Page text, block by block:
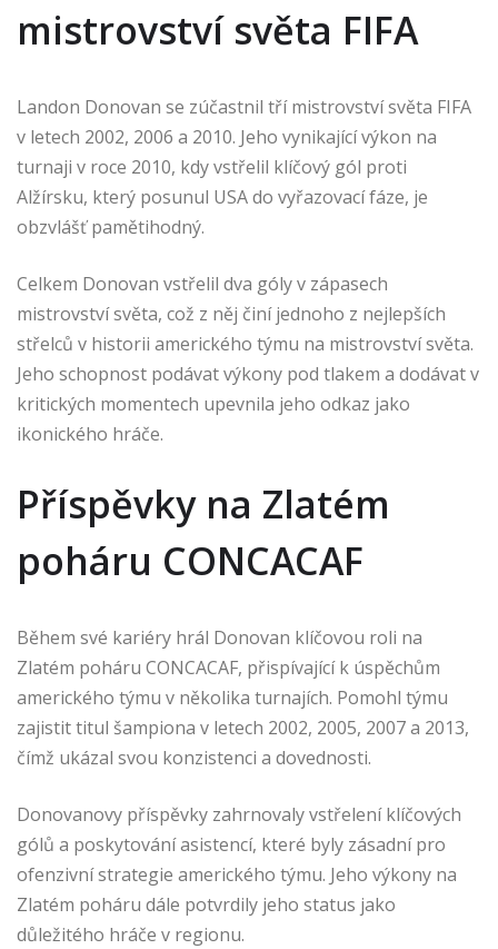
mistrovství světa FIFA
Landon Donovan se zúčastnil tří mistrovství světa FIFA
v letech 2002, 2006 a 2010. Jeho vynikající výkon na
turnaji v roce 2010, kdy vstřelil klíčový gól proti
Alžírsku, který posunul USA do vyřazovací fáze, je
obzvlášť pamětihodný.
Celkem Donovan vstřelil dva góly v zápasech
mistrovství světa, což z něj činí jednoho z nejlepších
střelců v historii amerického týmu na mistrovství světa.
Jeho schopnost podávat výkony pod tlakem a dodávat v
kritických momentech upevnila jeho odkaz jako
ikonického hráče.
Příspěvky na Zlatém
poháru CONCACAF
Během své kariéry hrál Donovan klíčovou roli na
Zlatém poháru CONCACAF, přispívající k úspěchům
amerického týmu v několika turnajích. Pomohl týmu
zajistit titul šampiona v letech 2002, 2005, 2007 a 2013,
čímž ukázal svou konzistenci a dovednosti.
Donovanovy příspěvky zahrnovaly vstřelení klíčových
gólů a poskytování asistencí, které byly zásadní pro
ofenzivní strategie amerického týmu. Jeho výkony na
Zlatém poháru dále potvrdily jeho status jako
důležitého hráče v regionu.